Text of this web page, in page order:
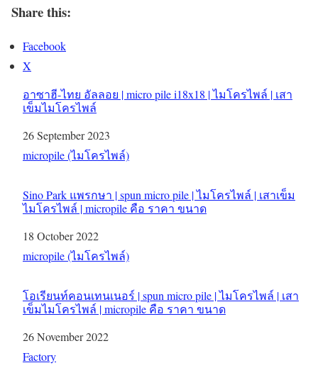
Share this:
Facebook
X
อาซาฮี-ไทย อัลลอย | micro pile i18x18 | ไมโครไพล์ | เสา
เข็มไมโครไพล์
Date
26 September 2023
In relation to
micropile (ไมโครไพล์)
Sino Park แพรกษา | spun micro pile | ไมโครไพล์ | เสาเข็ม
ไมโครไพล์ | micropile คือ ราคา ขนาด
Date
18 October 2022
In relation to
micropile (ไมโครไพล์)
โอเรียนท์คอนเทนเนอร์ | spun micro pile | ไมโครไพล์ | เสา
เข็มไมโครไพล์ | micropile คือ ราคา ขนาด
Date
26 November 2022
In relation to
Factory